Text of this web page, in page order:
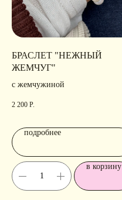
БРАСЛЕТ "НЕЖНЫЙ
ЖЕМЧУГ"
с жемчужиной
2 200 Р.
подробнее
в корзину